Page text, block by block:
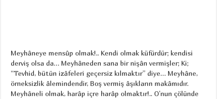
Meyhâneye mensûp olmak!.. Kendi olmak küfürdür; kendisi
derviş olsa da… Meyhâneden sana bir nişân vermişler; Ki;
“Tevhid, bütün izâfeleri geçersiz kılmaktır” diye… Meyhâne,
örneksizlik âlemindendir, Boş vermiş âşıkların makâmıdır.
Meyhâneli olmak, harâp içre harâp olmaktır!.. O’nun çölünde